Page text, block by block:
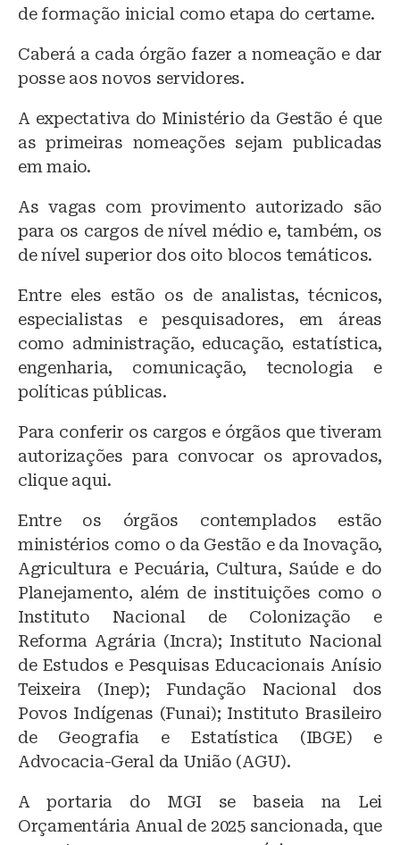
de formação inicial como etapa do certame.
Caberá a cada órgão fazer a nomeação e dar
posse aos novos servidores.
A expectativa do Ministério da Gestão é que
as primeiras nomeações sejam publicadas
em maio.
As vagas com provimento autorizado são
para os cargos de nível médio e, também, os
de nível superior dos oito blocos temáticos.
Entre eles estão os de analistas, técnicos,
especialistas e pesquisadores, em áreas
como administração, educação, estatística,
engenharia, comunicação, tecnologia e
políticas públicas.
Para conferir os cargos e órgãos que tiveram
autorizações para convocar os aprovados,
clique aqui.
Entre os órgãos contemplados estão
ministérios como o da Gestão e da Inovação,
Agricultura e Pecuária, Cultura, Saúde e do
Planejamento, além de instituições como o
Instituto Nacional de Colonização e
Reforma Agrária (Incra); Instituto Nacional
de Estudos e Pesquisas Educacionais Anísio
Teixeira (Inep); Fundação Nacional dos
Povos Indígenas (Funai); Instituto Brasileiro
de Geografia e Estatística (IBGE) e
Advocacia-Geral da União (AGU).
A portaria do MGI se baseia na Lei
Orçamentária Anual de 2025 sancionada, que